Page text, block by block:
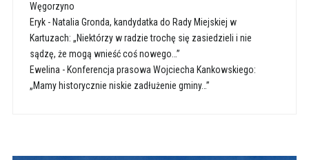
Węgorzyno
Eryk- Natalia Gronda, kandydatka do Rady Miejskiej w
Kartuzach: „Niektórzy w radzie trochę się zasiedzieli i nie
sądzę, że mogą wnieść coś nowego…”
Ewelina - Konferencja prasowa Wojciecha Kankowskiego:
„Mamy historycznie niskie zadłużenie gminy…”